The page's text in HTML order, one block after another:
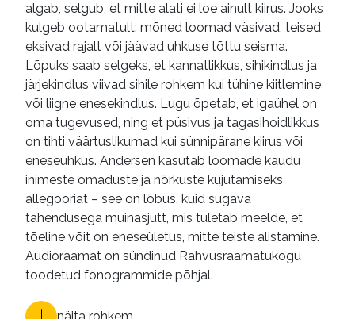
algab, selgub, et mitte alati ei loe ainult kiirus. Jooks
kulgeb ootamatult: mõned loomad väsivad, teised
eksivad rajalt või jäävad uhkuse tõttu seisma.
Lõpuks saab selgeks, et kannatlikkus, sihikindlus ja
järjekindlus viivad sihile rohkem kui tühine kiitlemine
või liigne enesekindlus. Lugu õpetab, et igaühel on
oma tugevused, ning et püsivus ja tagasihoidlikkus
on tihti väärtuslikumad kui sünnipärane kiirus või
eneseuhkus. Andersen kasutab loomade kaudu
inimeste omaduste ja nõrkuste kujutamiseks
allegooriat – see on lõbus, kuid sügava
tähendusega muinasjutt, mis tuletab meelde, et
tõeline võit on eneseületus, mitte teiste alistamine.
Audioraamat on sündinud Rahvusraamatukogu
toodetud fonogrammide põhjal.